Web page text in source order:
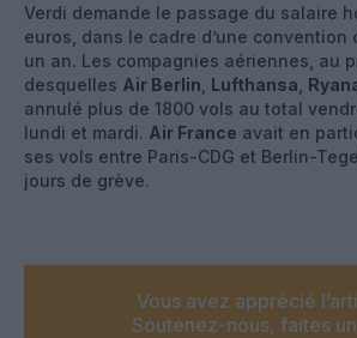
Verdi demande le passage du salaire
euros, dans le cadre d’une
un an. Les compagnies aériennes, au
desquelles Air Berlin Lufthansa
annulé plus de 1800 vols au total
lundi et mardi. Air France avait en
ses vols entre Paris-CDG et Berlin-
jours de grève.
Vous avez apprécié
Soutenez-nous, faites